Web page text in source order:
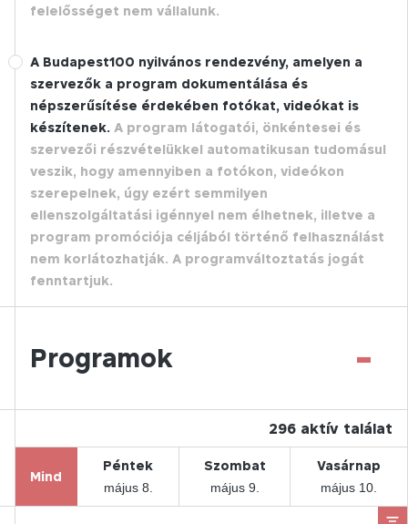
felelősséget nem vállalunk.
A Budapest100 nyilvános rendezvény, amelyen a
szervezők a program dokumentálása és
népszerűsítése érdekében fotókat, videókat is
készítenek. A program látogatói, önkéntesei és
szervezői részvételükkel automatikusan tudomásul
veszik, hogy amennyiben a fotókon, videókon
szerepelnek, úgy ezért semmilyen
ellenszolgáltatási igénnyel nem élhetnek, illetve a
program promóciója céljából történő felhasználást
nem korlátozhatják. A programváltoztatás jogát
fenntartjuk.
Programok -
296 aktív találat
Mind
Péntek
május 8.
Szombat
május 9.
Vasárnap
május 10.